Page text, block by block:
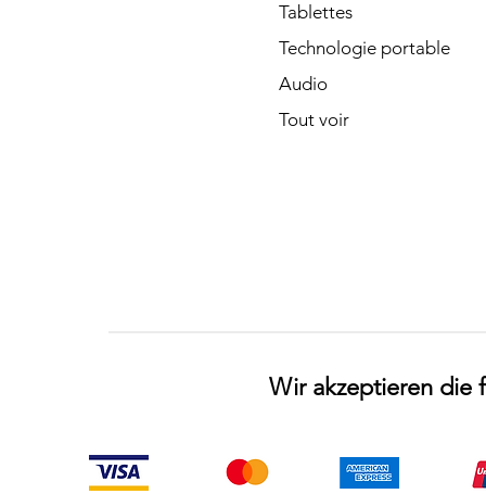
Tablettes
Technologie portable
Audio
Tout voir
Wir akzeptieren die